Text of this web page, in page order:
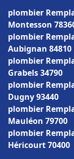
plombier
Montesson
plombier
Aubignan 84810
plombier
Grabels 34790
plombier
Dugny 93440
plombier
Mauléon 79700
plombier
Héricourt 70400